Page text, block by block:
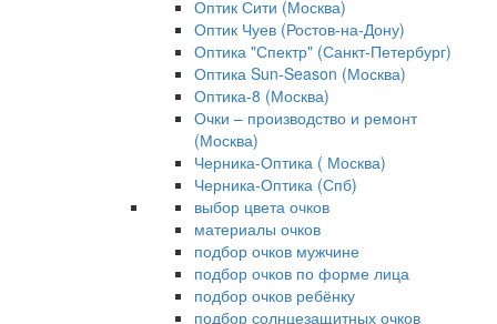
Оптик Сити (Москва)
Оптик Чуев (Ростов-на-Дону)
Оптика "Спектр" (Санкт-Петербург)
Оптика Sun-Season (Москва)
Оптика-8 (Москва)
Очки – производство и ремонт
(Москва)
Черника-Оптика ( Москва)
Черника-Оптика (Спб)
выбор цвета очков
материалы очков
подбор очков мужчине
подбор очков по форме лица
подбор очков ребёнку
подбор солнцезащитных очков